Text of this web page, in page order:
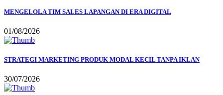
MENGELOLA TIM SALES LAPANGAN DI ERA DIGITAL
01/08/2026
STRATEGI MARKETING PRODUK MODAL KECIL TANPA IKLAN
30/07/2026